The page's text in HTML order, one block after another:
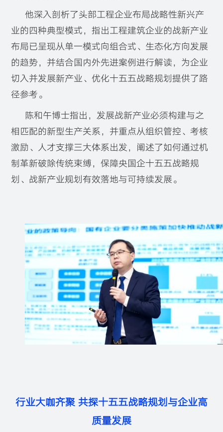
他深入剖析了头部工程企业布局战略性新兴产
业的四种典型模式，指出工程建筑企业的战新产业
布局已呈现从单一模式向组合式、生态化方向发展
的趋势，并结合国内外先进案例进行解读，为企业
切入并发展新产业、优化十五五战略规划提供了路
径参考。
陈和午博士指出，发展战新产业必须构建与之
相匹配的新型生产关系，并重点从组织管控、考核
激励、人才支撑三大体系出发，阐述了如何通过机
制革新破除传统束缚，保障央国企十五五战略规
划、战新产业规划有效落地与可持续发展。
行业大咖齐聚 共探十五五战略规划与企业高
质量发展